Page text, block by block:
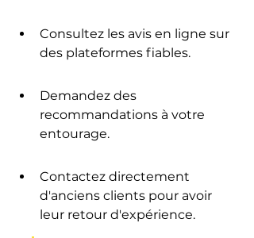
Consultez les avis en ligne sur
des plateformes fiables.
Demandez des
recommandations à votre
entourage.
Contactez directement
d'anciens clients pour avoir
leur retour d'expérience.